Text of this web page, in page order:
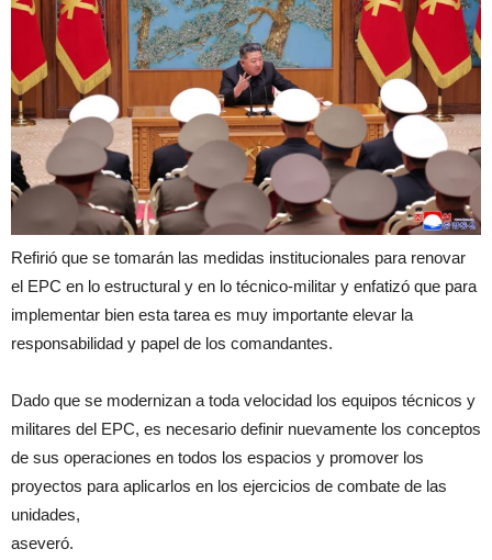
Refirió que se tomarán las medidas institucionales para renovar
el EPC en lo estructural y en lo técnico-militar y enfatizó que para
implementar bien esta tarea es muy importante elevar la
responsabilidad y papel de los comandantes.
Dado que se modernizan a toda velocidad los equipos técnicos y
militares del EPC, es necesario definir nuevamente los conceptos
de sus operaciones en todos los espacios y promover los
proyectos para aplicarlos en los ejercicios de combate de las
unidades,
aseveró.